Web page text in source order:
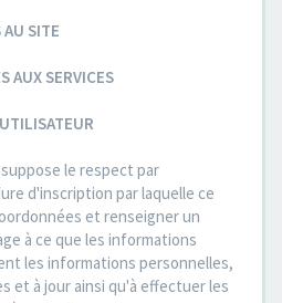
SITE
AUX SERVICES
le respect par
d'inscription par laquelle ce
et renseigner un
à ce que les informations
les informations personnelles,
et à jour ainsi qu'à effectuer les